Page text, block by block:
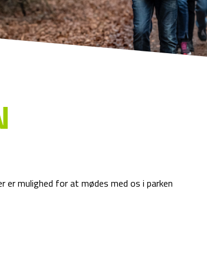
er mulighed for at mødes med os i parken